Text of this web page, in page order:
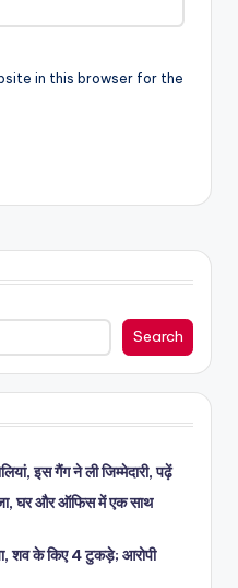
in this browser for the
Search
इस गैंग ने ली जिम्मेदारी, पढ़ें
घर और ऑफिस में एक साथ
शव के किए 4 टुकड़े; आरोपी